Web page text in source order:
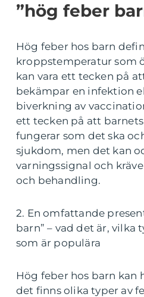
”hög feber
Hög feber hos barn
kroppstemperatur som
kan vara ett tecken på
bekämpar en infektion
biverkning av
ett tecken på att
fungerar som det ska
sjukdom, men det kan
varningssignal och
och behandling.
2. En omfattande
barn” – vad det är, vilka
som är populära
Hög feber hos barn kan
det finns olika typer av